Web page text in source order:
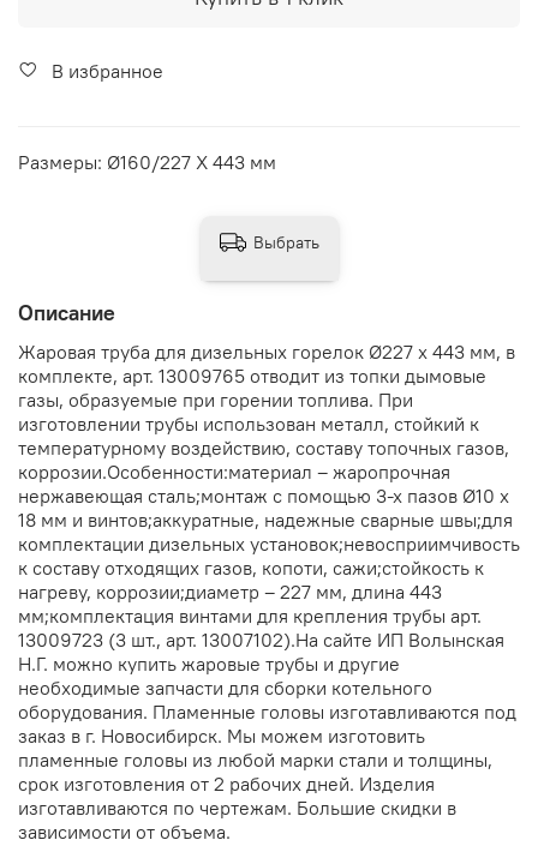
В избранное
Размеры: Ø160/227 X 443 мм
Описание
Жаровая труба для дизельных горелок Ø227 x 443 мм, в
комплекте, арт. 13009765 отводит из топки дымовые
газы, образуемые при горении топлива. При
изготовлении трубы использован металл, стойкий к
температурному воздействию, составу топочных газов,
коррозии.Особенности:материал – жаропрочная
нержавеющая сталь;монтаж с помощью 3-х пазов Ø10 x
18 мм и винтов;аккуратные, надежные сварные швы;для
комплектации дизельных установок;невосприимчивость
к составу отходящих газов, копоти, сажи;стойкость к
нагреву, коррозии;диаметр – 227 мм, длина 443
мм;комплектация винтами для крепления трубы арт.
13009723 (3 шт., арт. 13007102).На сайте ИП Волынская
Н.Г. можно купить жаровые трубы и другие
необходимые запчасти для сборки котельного
оборудования. Пламенные головы изготавливаются под
заказ в г. Новосибирск. Мы можем изготовить
пламенные головы из любой марки стали и толщины,
срок изготовления от 2 рабочих дней. Изделия
изготавливаются по чертежам. Большие скидки в
зависимости от объема.
Выбрать